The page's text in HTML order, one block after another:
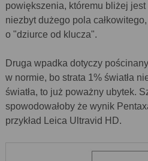
powiększenia, któremu bliżej
niezbyt dużego pola
o "dziurce od klucza".
Druga wpadka dotyczy
w normie, bo strata 1% światła
światła, to już poważny ubytek.
spowodowałoby że wynik
przykład Leica Ultravid HD.